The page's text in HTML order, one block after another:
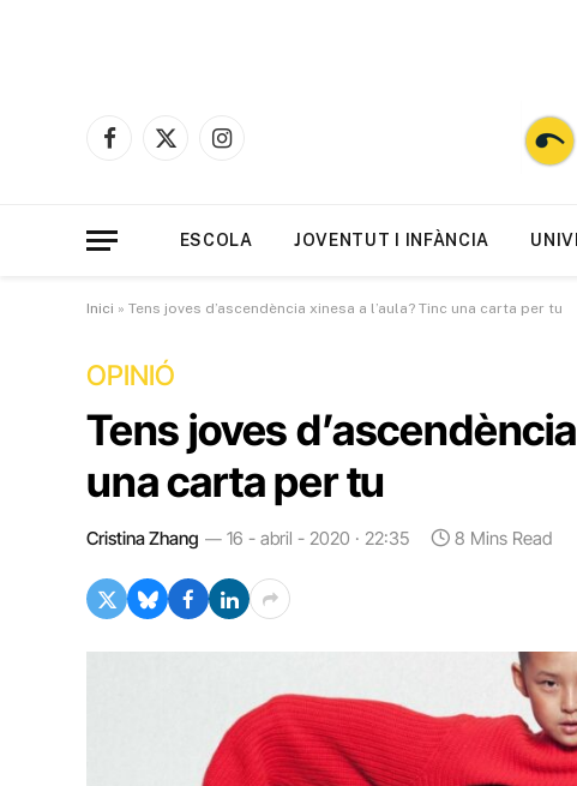
Facebook
X
Instagram
ESCOLA JOVENTUT I INFÀNCIA
Inici » Tens joves d’ascendència xinesa a l’aula? Tinc una carta per tu
OPINIÓ
Tens joves
una carta per tu
Cristina Zhang 16 - abril - 2020 · 22:35 8 Mins Read